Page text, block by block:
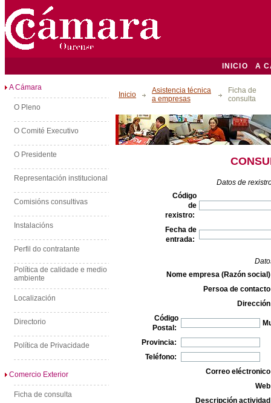
INICIO A
A Cámara
O Pleno
O Comité Executivo
O Presidente
Representación institucional
Comisións consultivas
Instalacións
Perfil do contratante
Política de calidade e medio
ambiente
Localización
Directorio
Política de Privacidade
Comercio Exterior
Ficha de consulta
Inicio
Asistencia técnica
a empresas
Ficha de
consulta
Datos de
Código
de
rexistro:
Fecha de
entrada:
Nome empresa (Razón
Persoa de
Código
Postal:
Provincia:
Teléfono:
Correo
Descripción